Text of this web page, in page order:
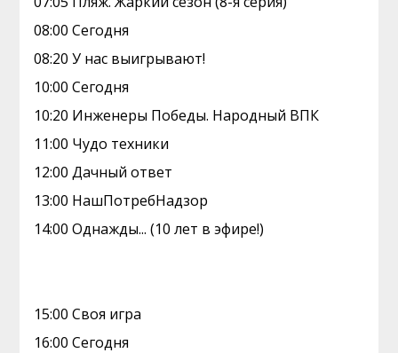
08:00 Сегодня
08:20 У нас выигрывают!
10:00 Сегодня
10:20 Инженеры Победы. Народный ВПК
11:00 Чудо техники
12:00 Дачный ответ
13:00 НашПотребНадзор
14:00 Однажды... (10 лет в эфире!)
15:00 Своя игра
16:00 Сегодня